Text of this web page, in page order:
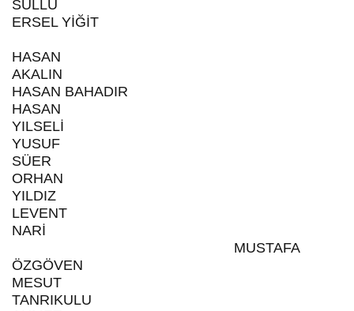
SÜLLÜ
ERSEL YİĞİT
HASAN
AKALIN
HASAN BAHADIR
HASAN
YILSELİ
YUSUF
SÜER
ORHAN
YILDIZ
LEVENT
NARİ
MUSTAFA
ÖZGÖVEN
MESUT
TANRIKULU